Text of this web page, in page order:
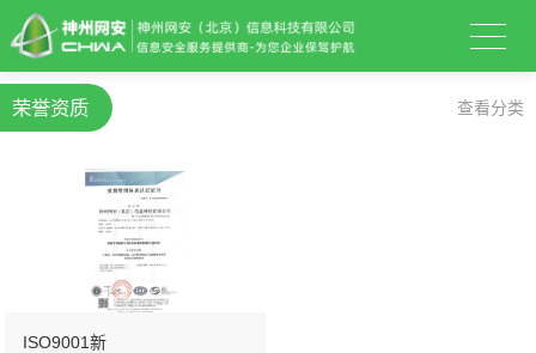
荣誉资质 查看分类
ISO9001新